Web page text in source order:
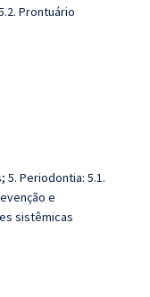
Prontuário
5. Periodontia: 5.1.
e
sistêmicas